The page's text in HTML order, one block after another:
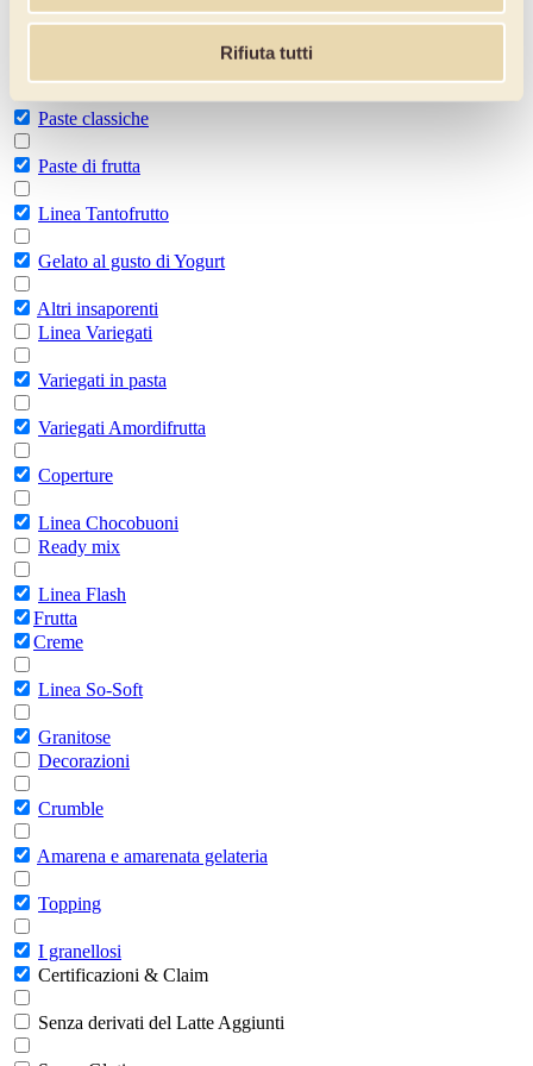
Rifiuta tutti
Espresso
Paste classiche
Paste di frutta
Linea Tantofrutto
Gelato al gusto di Yogurt
Altri insaporenti
Linea Variegati
Variegati in pasta
Variegati Amordifrutta
Coperture
Linea Chocobuoni
Ready mix
Linea Flash
Frutta
Creme
Linea So-Soft
Granitose
Decorazioni
Crumble
Amarena e amarenata gelateria
Topping
I granellosi
Certificazioni & Claim
Senza derivati del Latte Aggiunti